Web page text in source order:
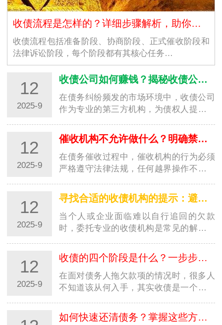
收债流程是怎样的？详细步骤解析，助你高效追回欠款
收债流程包括准备阶段、协商阶段、正式催收阶段和
法律诉讼阶段，每个阶段都有其核心任务…
12
2025-9
收债公司如何赚钱？揭秘收债公司的盈利模式
在债务纠纷频发的市场环境中，收债公司
作为专业的第三方机构，为债权人提供欠
说，收债公司如何赚钱是一个充满好奇的
问题。其实，收债公司的盈…
12
2025-9
催收机构不允许做什么？明确禁区，避免踩坑
在债务催收过程中，催收机构的行为必须
严格遵守法律法规，任何越界操作不仅会
陷入法律纠纷。了解催收机构不允许做的
事，既能帮助债务人维护…
12
2025-9
寻找合适的收债机构的提示：避开陷阱，选对专业帮手
当个人或企业面临难以自行追回的欠款
时，委托专业的收债机构是常见的解决方
不当，可能不仅追不回欠款，还会陷入法
律纠纷或遭受二次损失。因…
12
2025-9
收债的四个阶段是什么？一步步教你合法高效追回欠款
在面对债务人拖欠款项的情况时，很多人
不知道该从何入手，其实收债是一个有章
段，能让你在追讨欠款时更有条理，既提
高效率又避免踩坑。本文就…
如何快速还清债务？掌握这些方法，摆脱负债压力